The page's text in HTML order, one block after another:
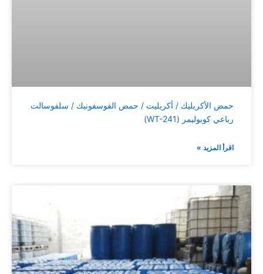
حمض الأكريليك / أكريليت / حمض الفوسفونيك / سلفوسالت
رباعي كوبوليمر (WT-241)
اقرأ المزيد »